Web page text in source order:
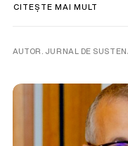
CITEȘTE MAI MULT
AUTOR. JURNAL DE